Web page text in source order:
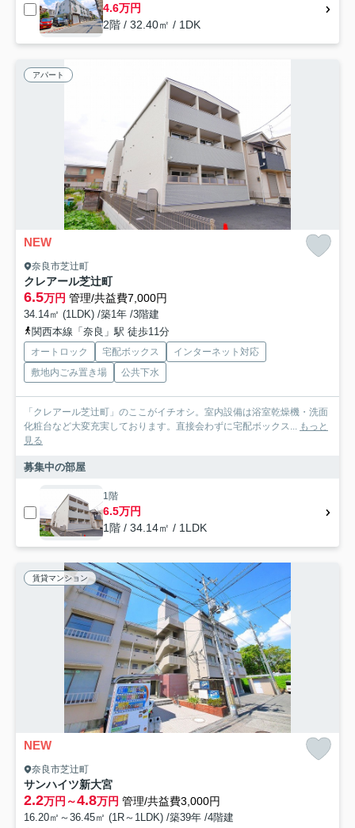
4.6万円
2階 / 32.40㎡ / 1DK
アパート
NEW
奈良市芝辻町
クレアール芝辻町
6.5万円 管理/共益費7,000円
34.14㎡ (1LDK) /築1年 /3階建
関西本線「奈良」駅 徒歩11分
オートロック 宅配ボックス
インターネット対応
敷地内ごみ置き場
公共下水
「クレアール芝辻町」のここがイチオシ。室内設備は浴室乾燥機・洗面
化粧台など大変充実しております。直接会わずに宅配ボックス... もっと
見る
募集中の部屋
1階
6.5万円
1階 / 34.14㎡ / 1LDK
賃貸マンション
NEW
奈良市芝辻町
サンハイツ新大宮
2.2万円～4.8万円 管理/共益費3,000円
16.20㎡～36.45㎡ (1R～1LDK) /築39年 /4階建